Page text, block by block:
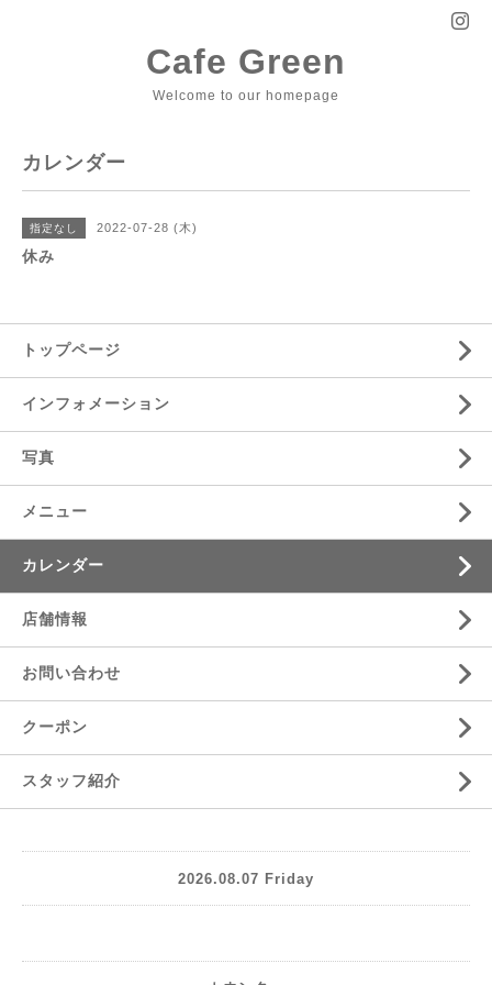
Cafe Green
Welcome to our homepage
カレンダー
指定なし 2022-07-28 (木)
休み
トップページ
インフォメーション
写真
メニュー
カレンダー
店舗情報
お問い合わせ
クーポン
スタッフ紹介
2026.08.07 Friday